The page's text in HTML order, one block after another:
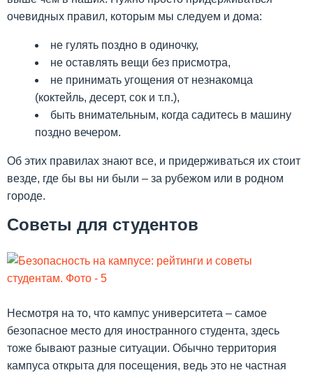
очевидных правил, которым мы следуем и дома:
не гулять поздно в одиночку,
не оставлять вещи без присмотра,
не принимать угощения от незнакомца
(коктейль, десерт, сок и т.п.),
быть внимательным, когда садитесь в машину
поздно вечером.
Об этих правилах знают все, и придерживаться их стоит
везде, где бы вы ни были – за рубежом или в родном
городе.
Советы для студентов
Несмотря на то, что кампус университета – самое
безопасное место для иностранного студента, здесь
тоже бывают разные ситуации. Обычно территория
кампуса открыта для посещения, ведь это не частная